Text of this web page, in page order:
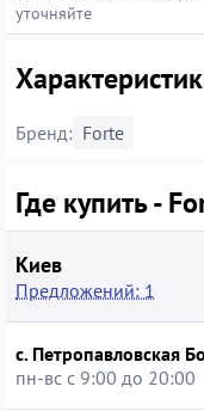
уточняйте
Бренд: Forte
Где купить -
Киев
Предложений: 1
с. Петропавловская
пн-вс с 9:00 до 20:00